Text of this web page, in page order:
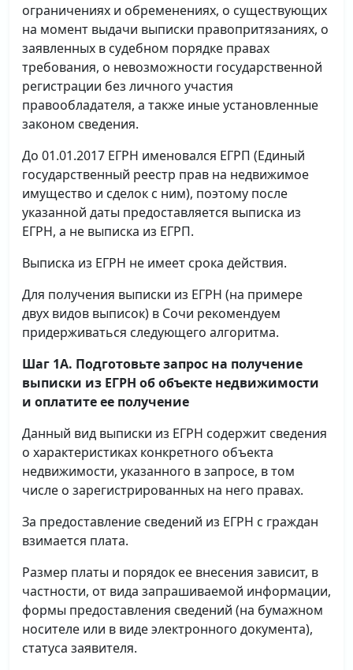
ограничениях и обременениях, о существующих
на момент выдачи выписки правопритязаниях, о
заявленных в судебном порядке правах
требования, о невозможности государственной
регистрации без личного участия
правообладателя, а также иные установленные
законом сведения.
До 01.01.2017 ЕГРН именовался ЕГРП (Единый
государственный реестр прав на недвижимое
имущество и сделок с ним), поэтому после
указанной даты предоставляется выписка из
ЕГРН, а не выписка из ЕГРП.
Выписка из ЕГРН не имеет срока действия.
Для получения выписки из ЕГРН (на примере
двух видов выписок) в Сочи рекомендуем
придерживаться следующего алгоритма.
Шаг 1А. Подготовьте запрос на получение
выписки из ЕГРН об объекте недвижимости
и оплатите ее получение
Данный вид выписки из ЕГРН содержит сведения
о характеристиках конкретного объекта
недвижимости, указанного в запросе, в том
числе о зарегистрированных на него правах.
За предоставление сведений из ЕГРН с граждан
взимается плата.
Размер платы и порядок ее внесения зависит, в
частности, от вида запрашиваемой информации,
формы предоставления сведений (на бумажном
носителе или в виде электронного документа),
статуса заявителя.